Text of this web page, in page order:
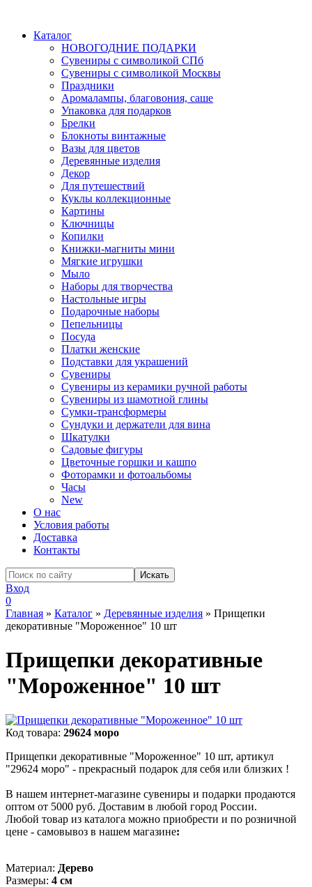
Каталог
НОВОГОДНИЕ ПОДАРКИ
Сувениры с символикой СПб
Сувениры с символикой Москвы
Праздники
Аромалампы, благовония, саше
Упаковка для подарков
Брелки
Блокноты винтажные
Вазы для цветов
Деревянные изделия
Декор
Для путешествий
Куклы коллекционные
Картины
Ключницы
Копилки
Книжки-магниты мини
Мягкие игрушки
Мыло
Наборы для творчества
Настольные игры
Подарочные наборы
Пепельницы
Посуда
Платки женские
Подставки для украшений
Сувениры
Сувениры из керамики ручной работы
Сувениры из шамотной глины
Сумки-трансформеры
Сундуки и держатели для вина
Шкатулки
Садовые фигуры
Цветочные горшки и кашпо
Фоторамки и фотоальбомы
Часы
New
О нас
Условия работы
Доставка
Контакты
Вход
0
Главная » Каталог » Деревянные изделия » Прищепки
декоративные "Мороженное" 10 шт
Прищепки декоративные
"Мороженное" 10 шт
Код товара: 29624 моро
Прищепки декоративные "Мороженное" 10 шт, артикул
"29624 моро" - прекрасный подарок для себя или близких !
В нашем интернет-магазине сувениры и подарки продаются
оптом от 5000 руб. Доставим в любой город России.
Любой товар из каталога можно приобрести и по розничной
цене - самовывоз в нашем магазине:
Материал: Дерево
Размеры: 4 см